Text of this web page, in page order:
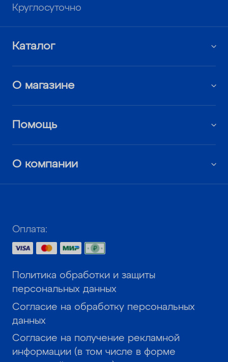
Круглосуточно
Каталог
О магазине
Помощь
О компании
Оплата:
Политика обработки и защиты
персональных данных
Согласие на обработку персональных
данных
Согласие на получение рекламной
информации (в том числе в форме